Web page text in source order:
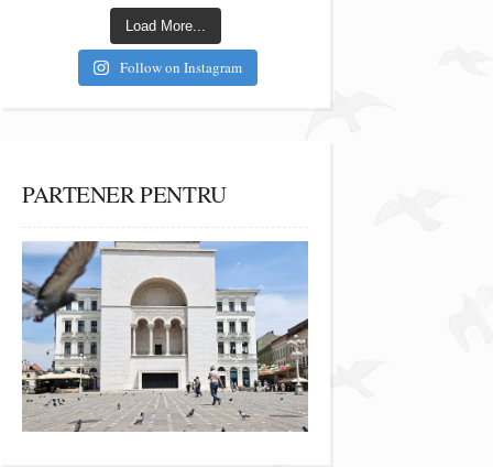
Load More...
Follow on Instagram
PARTENER PENTRU